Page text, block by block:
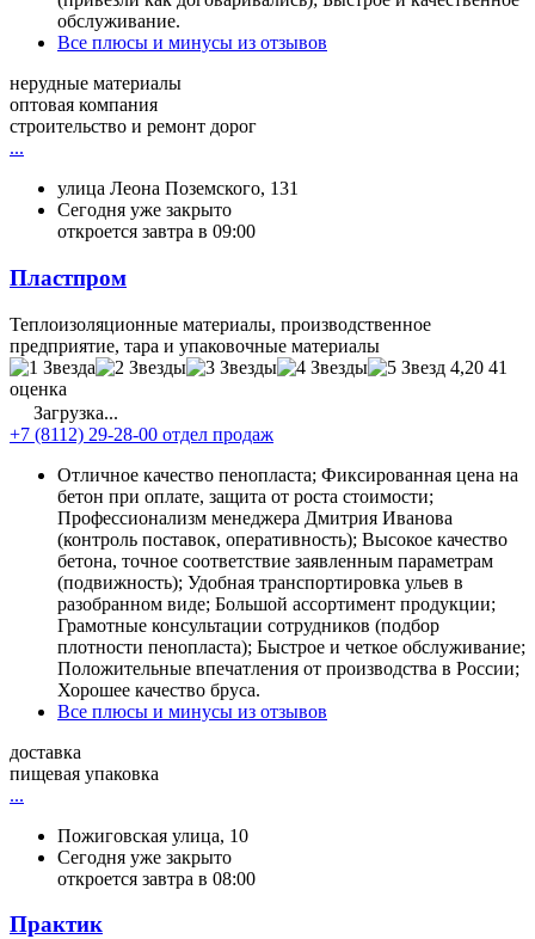
обслуживание.
Все плюсы и минусы из отзывов
нерудные материалы
оптовая компания
строительство и ремонт дорог
...
улица Леона Поземского, 131
Сегодня уже закрыто
откроется завтра в 09:00
Пластпром
Теплоизоляционные материалы, производственное
предприятие, тара и упаковочные материалы
4,20 41
оценка
Загрузка...
+7 (8112) 29-28-00 отдел продаж
Отличное качество пенопласта; Фиксированная цена на
бетон при оплате, защита от роста стоимости;
Профессионализм менеджера Дмитрия Иванова
(контроль поставок, оперативность); Высокое качество
бетона, точное соответствие заявленным параметрам
(подвижность); Удобная транспортировка ульев в
разобранном виде; Большой ассортимент продукции;
Грамотные консультации сотрудников (подбор
плотности пенопласта); Быстрое и четкое обслуживание;
Положительные впечатления от производства в России;
Хорошее качество бруса.
Все плюсы и минусы из отзывов
доставка
пищевая упаковка
...
Пожиговская улица, 10
Сегодня уже закрыто
откроется завтра в 08:00
Практик